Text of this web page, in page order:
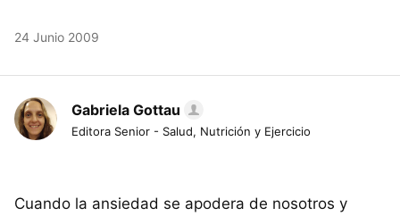
24 Junio 2009
Gabriela Gottau
Editora Senior - Salud, Nutrición y Ejercicio
Cuando la ansiedad se apodera de nosotros y